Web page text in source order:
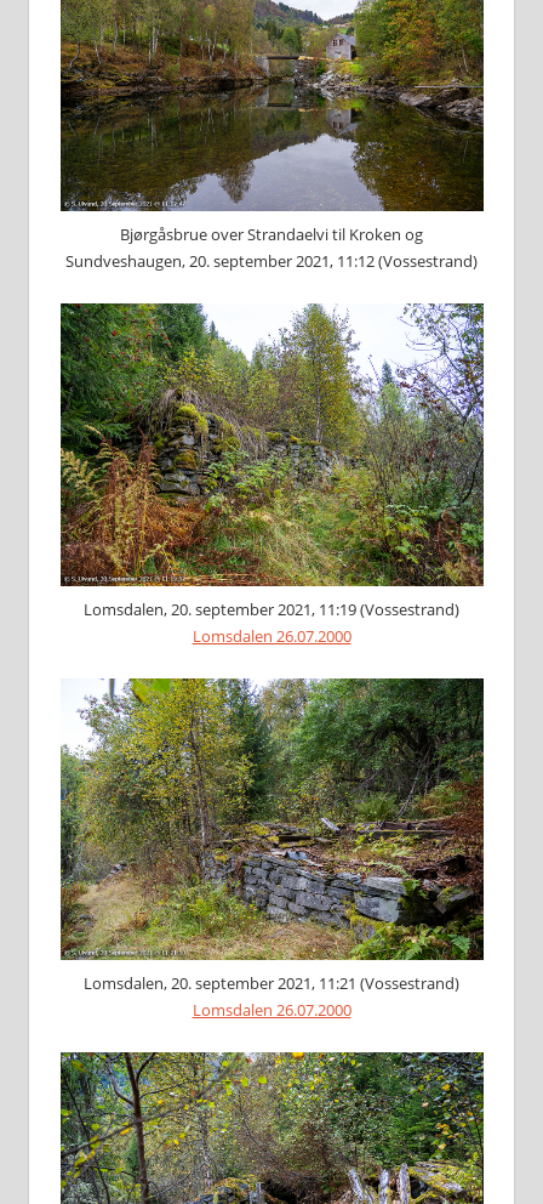
Bjørgåsbrue over Strandaelvi til Kroken og
Sundveshaugen, 20. september 2021, 11:12 (Vossestrand)
Lomsdalen, 20. september 2021, 11:19 (Vossestrand)
Lomsdalen 26.07.2000
Lomsdalen, 20. september 2021, 11:21 (Vossestrand)
Lomsdalen 26.07.2000